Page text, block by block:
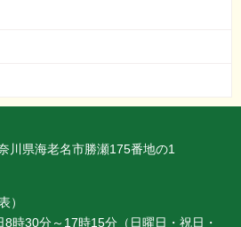
川県海老名市勝瀬175番地の1
）
時30分～17時15分（日曜日・祝日・